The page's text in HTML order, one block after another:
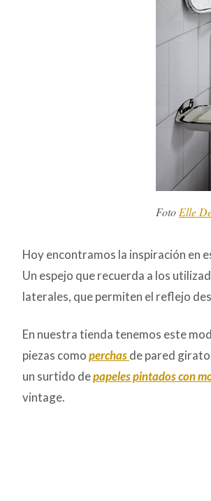
FotoElle
Hoy encontramos la inspiración en
Un espejo que recuerda a los
laterales, que permiten el reflejo
En nuestra tienda tenemos este
piezas comoperchasde pared
un surtido depapeles pintados con
vintage.